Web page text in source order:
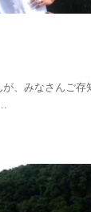
、みなさんご存